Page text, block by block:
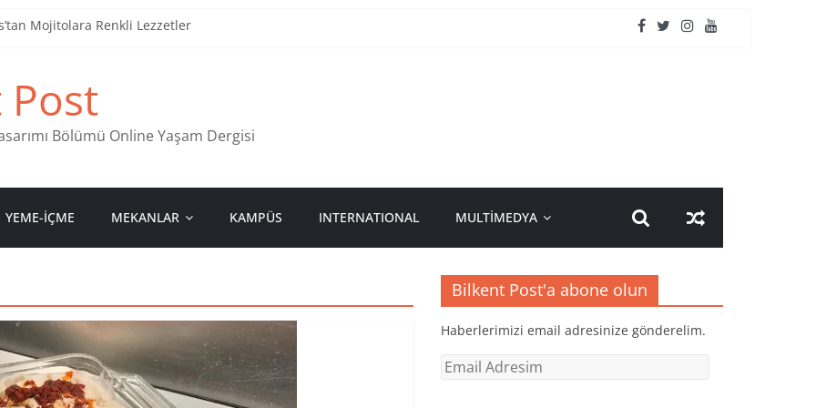
Mojitolara Renkli Lezzetler
Stamps in Ankara
Bölümü Online Yaşam Dergisi
YEME-İÇME MEKANLAR KAMPÜS INTERNATIONAL MULTİMEDYA
Bilkent Post'a abone olun
Haberlerimizi email adresinize gönderelim.
Email